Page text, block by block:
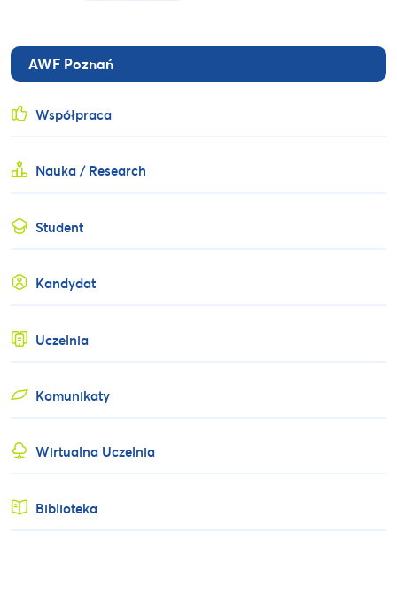
AWF Poznań
Współpraca
Nauka / Research
Student
Kandydat
Uczelnia
Komunikaty
Wirtualna Uczelnia
Biblioteka